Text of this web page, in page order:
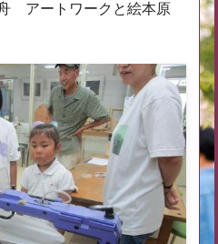
アートワークと絵本原